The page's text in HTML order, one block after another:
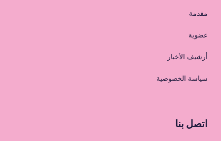
مقدمة
عضوية
أرشيف الأخبار
سياسة الخصوصية
اتصل بنا